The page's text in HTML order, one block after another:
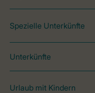
Spezielle Unterkünfte
Unterkünfte
Urlaub mit Kindern